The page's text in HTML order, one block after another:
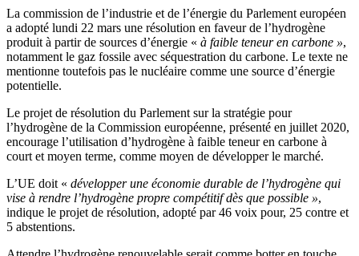
La commission de l’industrie et de l’énergie du Parlement européen
a adopté lundi 22 mars une résolution en faveur de l’hydrogène
produit à partir de sources d’énergie « à faible teneur en carbone »,
notamment le gaz fossile avec séquestration du carbone. Le texte ne
mentionne toutefois pas le nucléaire comme une source d’énergie
potentielle.
Le projet de résolution du Parlement sur la stratégie pour
l’hydrogène de la Commission européenne, présenté en juillet 2020,
encourage l’utilisation d’hydrogène à faible teneur en carbone à
court et moyen terme, comme moyen de développer le marché.
L’UE doit « développer une économie durable de l’hydrogène qui
vise à rendre l’hydrogène propre compétitif dès que possible »,
indique le projet de résolution, adopté par 46 voix pour, 25 contre et
5 abstentions.